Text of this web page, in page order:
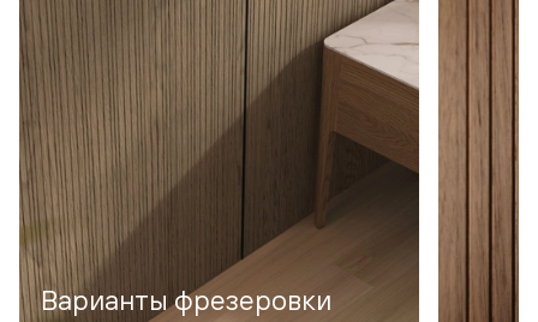
Варианты фрезеровки